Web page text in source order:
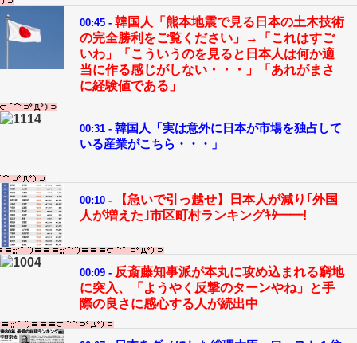
00:45 - 韓国人「熊本地震で見る日本の土木技術
の完全勝利をご覧ください」→「これはすご
いわ」「こういうのを見ると日本人は何か適
当に作る感じがしない・・・」「あれがまさ
に経験値である」
00:31 - 韓国人「実は意外に日本が市場を独占して
いる産業がこちら・・・」
00:10 -
【急いで引っ越せ】日本人が減り｢外国
人が増えた｣市区町村ランキングｷﾀ━━!
00:09 - 反斎藤知事派が本丸に攻め込まれる窮地
に突入、「ようやく反撃のターンやね」と手
際の良さに感心する人が続出中